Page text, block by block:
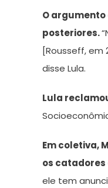
O
posteriores.
[Rousseff, em
disse Lula.
Lula
Em coletiva,
os catadores
ele tem